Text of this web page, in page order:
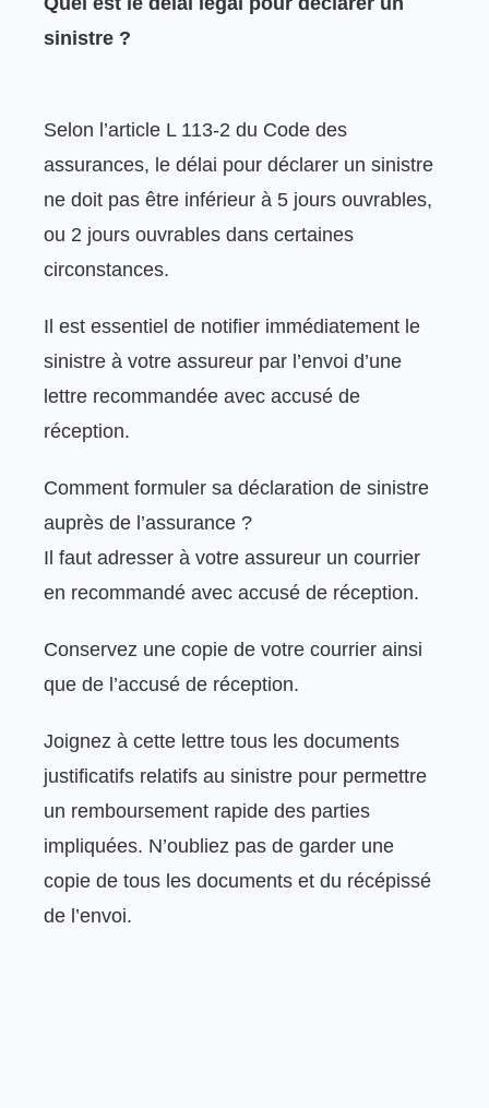
sinistre ?
Selon l’article L 113-2 du Code des
assurances, le délai pour déclarer un sinistre
ne doit pas être inférieur à 5 jours ouvrables,
ou 2 jours ouvrables dans certaines
circonstances.
Il est essentiel de notifier immédiatement le
sinistre à votre assureur par l’envoi d’une
lettre recommandée avec accusé de
réception.
Comment formuler sa déclaration de sinistre
auprès de l’assurance ?
Il faut adresser à votre assureur un courrier
en recommandé avec accusé de réception.
Conservez une copie de votre courrier ainsi
que de l’accusé de réception.
Joignez à cette lettre tous les documents
justificatifs relatifs au sinistre pour permettre
un remboursement rapide des parties
impliquées. N’oubliez pas de garder une
copie de tous les documents et du récépissé
de l’envoi.